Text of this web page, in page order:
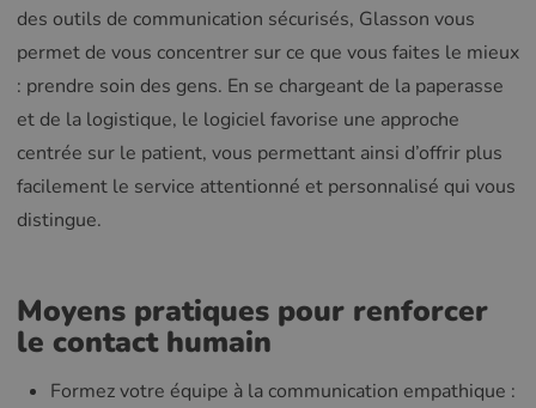
des outils de communication sécurisés, Glasson vous
permet de vous concentrer sur ce que vous faites le mieux
: prendre soin des gens. En se chargeant de la paperasse
et de la logistique, le logiciel favorise une approche
centrée sur le patient, vous permettant ainsi d’offrir plus
facilement le service attentionné et personnalisé qui vous
distingue.
Moyens pratiques pour renforcer
le contact humain
Formez votre équipe à la communication empathique :